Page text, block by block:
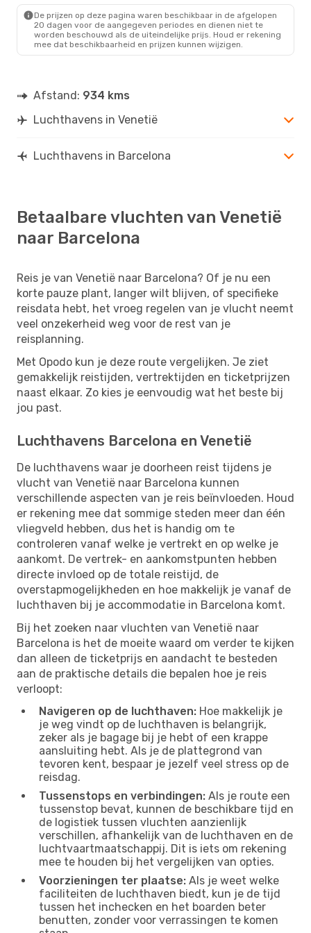
De prijzen op deze pagina waren beschikbaar in de afgelopen
20 dagen voor de aangegeven periodes en dienen niet te
worden beschouwd als de uiteindelijke prijs. Houd er rekening
mee dat beschikbaarheid en prijzen kunnen wijzigen.
Afstand: 934 kms
Luchthavens in Venetië
Luchthavens in Barcelona
Betaalbare vluchten van Venetië
naar Barcelona
Reis je van Venetië naar Barcelona? Of je nu een
korte pauze plant, langer wilt blijven, of specifieke
reisdata hebt, het vroeg regelen van je vlucht neemt
veel onzekerheid weg voor de rest van je
reisplanning.
Met Opodo kun je deze route vergelijken. Je ziet
gemakkelijk reistijden, vertrektijden en ticketprijzen
naast elkaar. Zo kies je eenvoudig wat het beste bij
jou past.
Luchthavens Barcelona en Venetië
De luchthavens waar je doorheen reist tijdens je
vlucht van Venetië naar Barcelona kunnen
verschillende aspecten van je reis beïnvloeden. Houd
er rekening mee dat sommige steden meer dan één
vliegveld hebben, dus het is handig om te
controleren vanaf welke je vertrekt en op welke je
aankomt. De vertrek- en aankomstpunten hebben
directe invloed op de totale reistijd, de
overstapmogelijkheden en hoe makkelijk je vanaf de
luchthaven bij je accommodatie in Barcelona komt.
Bij het zoeken naar vluchten van Venetië naar
Barcelona is het de moeite waard om verder te kijken
dan alleen de ticketprijs en aandacht te besteden
aan de praktische details die bepalen hoe je reis
verloopt:
Navigeren op de luchthaven: Hoe makkelijk je
je weg vindt op de luchthaven is belangrijk,
zeker als je bagage bij je hebt of een krappe
aansluiting hebt. Als je de plattegrond van
tevoren kent, bespaar je jezelf veel stress op de
reisdag.
Tussenstops en verbindingen: Als je route een
tussenstop bevat, kunnen de beschikbare tijd en
de logistiek tussen vluchten aanzienlijk
verschillen, afhankelijk van de luchthaven en de
luchtvaartmaatschappij. Dit is iets om rekening
mee te houden bij het vergelijken van opties.
Voorzieningen ter plaatse: Als je weet welke
faciliteiten de luchthaven biedt, kun je de tijd
tussen het inchecken en het boarden beter
benutten, zonder voor verrassingen te komen